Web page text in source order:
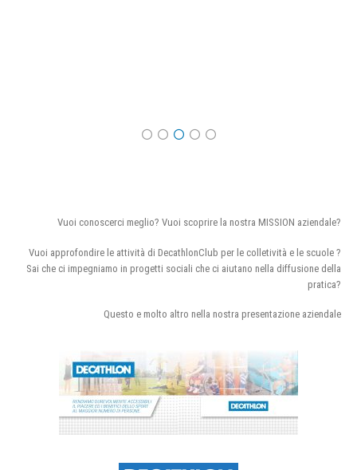
Vuoi conoscerci meglio? Vuoi scoprire la nostra MISSION aziendale?
Vuoi approfondire le attività di DecathlonClub per le colletività e le scuole ?
Sai che ci impegniamo in progetti sociali che ci aiutano nella diffusione della
pratica?
Questo e molto altro nella nostra presentazione aziendale